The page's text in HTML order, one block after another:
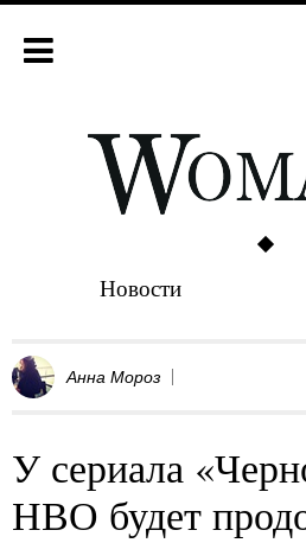
Новости
Анна Мороз
У сериала
НВО будет